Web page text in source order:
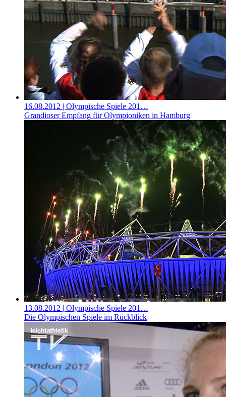
16.08.2012 | Olympische Spiele 201…
Grandioser Empfang für Olympioniken in Hamburg
13.08.2012 | Olympische Spiele 201…
Die Olympischen Spiele im Rückblick